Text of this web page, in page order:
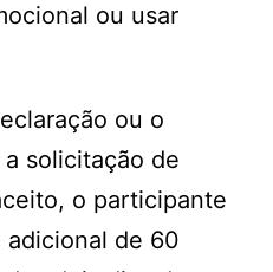
ou usar
ou o
solicitação de
o participante
de 60